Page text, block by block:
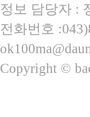
정보 담당자 :
전화번호
Copyright ©